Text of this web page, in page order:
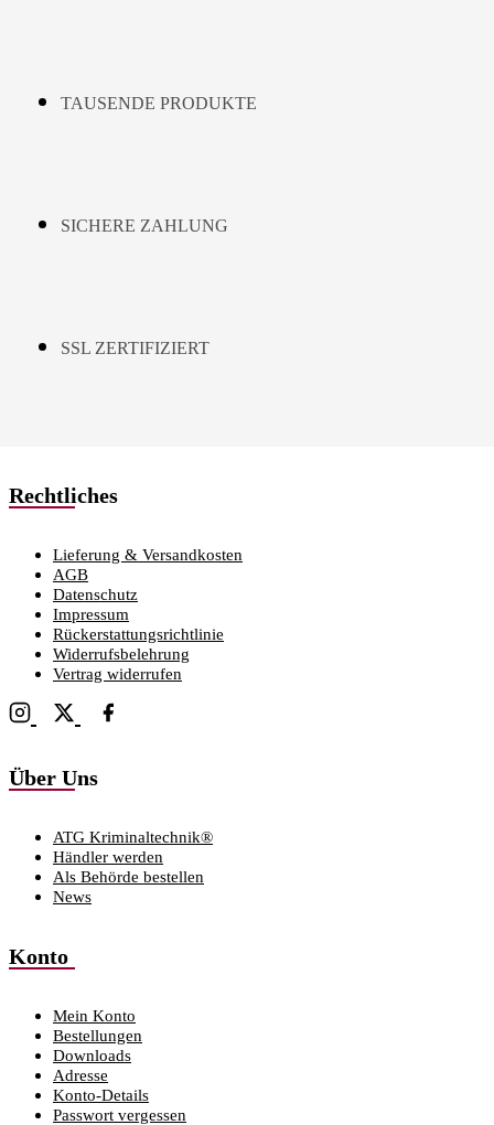
TAUSENDE PRODUKTE
SICHERE ZAHLUNG
SSL ZERTIFIZIERT
Rechtliches
Lieferung & Versandkosten
AGB
Datenschutz
Impressum
Rückerstattungsrichtlinie
Widerrufsbelehrung
Vertrag widerrufen
Über Uns
ATG Kriminaltechnik®
Händler werden
Als Behörde bestellen
News
Konto
Mein Konto
Bestellungen
Downloads
Adresse
Konto-Details
Passwort vergessen